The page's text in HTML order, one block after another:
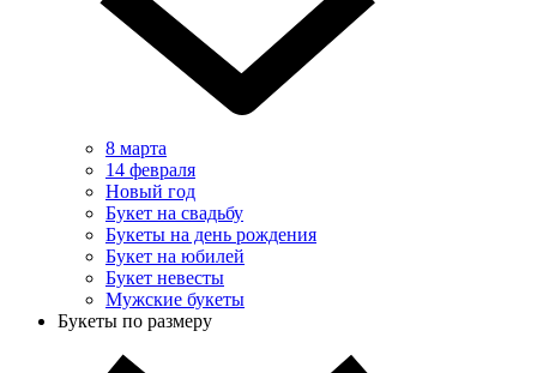
8 марта
14 февраля
Новый год
Букет на свадьбу
Букеты на день рождения
Букет на юбилей
Букет невесты
Мужские букеты
Букеты по размеру